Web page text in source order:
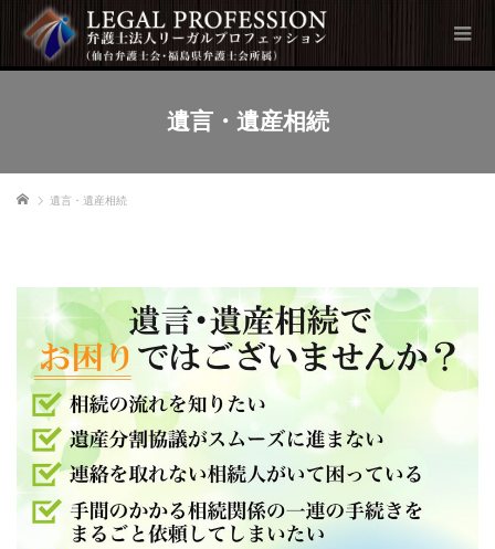
遺言・遺産相続
ホーム 遺言・遺産相続